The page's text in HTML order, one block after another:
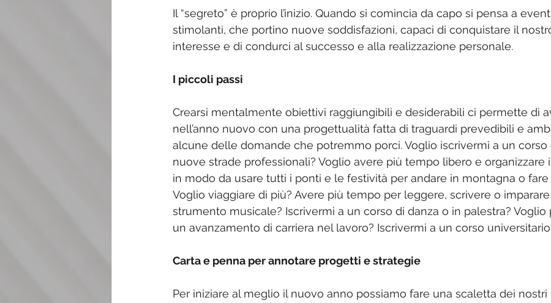
Il “segreto” è proprio l’inizio. Quando si comincia da capo si pensa a
stimolanti, che portino nuove soddisfazioni, capaci di conquistare il
interesse e di condurci al successo e alla realizzazione personale.
I piccoli passi
Crearsi mentalmente obiettivi raggiungibili e desiderabili ci permette di
nell’anno nuovo con una progettualità fatta di traguardi prevedibili e
alcune delle domande che potremmo porci. Voglio iscrivermi a un corso
nuove strade professionali? Voglio avere più tempo libero e organizzare
in modo da usare tutti i ponti e le festività per andare in montagna o
Voglio viaggiare di più? Avere più tempo per leggere, scrivere o
strumento musicale? Iscrivermi a un corso di danza o in palestra? Voglio
un avanzamento di carriera nel lavoro? Iscrivermi a un corso
Carta e penna per annotare progetti e strategie
Per iniziare al meglio il nuovo anno possiamo fare una scaletta dei nostri